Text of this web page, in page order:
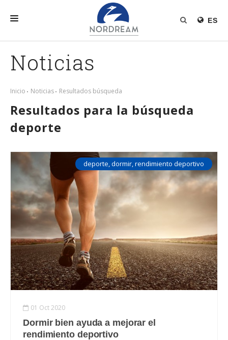
ES
NORDREAM
PRODUCTOS
RELLENO NÓRDICO
NOTICIAS
Noticias
Inicio Noticias Resultados búsqueda
Resultados para la búsqueda
deporte
deporte,dormir,rendimiento deportivo
01 Oct 2020
Dormir bien ayuda a mejorar el
rendimiento deportivo